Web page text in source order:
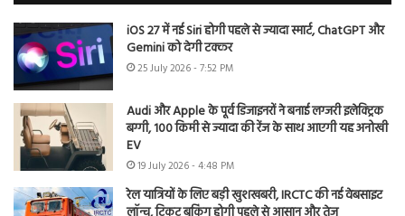
iOS 27 में नई Siri होगी पहले से ज्यादा स्मार्ट, ChatGPT और
Gemini को देगी टक्कर
25 July 2026 - 7:52 PM
Audi और Apple के पूर्व डिजाइनरों ने बनाई लग्जरी इलेक्ट्रिक
बग्गी, 100 किमी से ज्यादा की रेंज के साथ आएगी यह अनोखी
EV
19 July 2026 - 4:48 PM
रेल यात्रियों के लिए बड़ी खुशखबरी, IRCTC की नई वेबसाइट